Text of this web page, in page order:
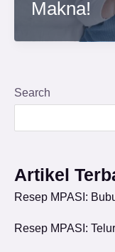
Makna!
Search
Artikel
Resep MPASI:
Resep MPASI: